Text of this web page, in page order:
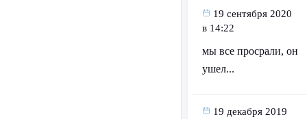
19 сентября 2020
в 14:22
мы все просрали, он
ушел...
19 декабря 2019